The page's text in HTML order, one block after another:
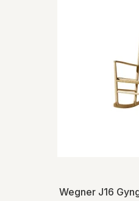
Wegner J16